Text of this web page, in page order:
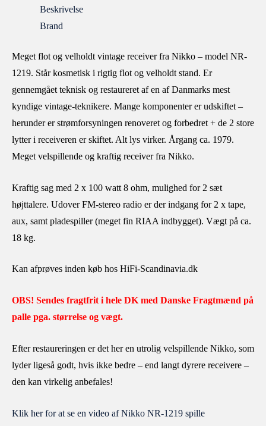
Beskrivelse
Brand
Meget flot og velholdt vintage receiver fra Nikko – model NR-
1219. Står kosmetisk i rigtig flot og velholdt stand. Er
gennemgået teknisk og restaureret af en af Danmarks mest
kyndige vintage-teknikere. Mange komponenter er udskiftet –
herunder er strømforsyningen renoveret og forbedret + de 2 store
lytter i receiveren er skiftet. Alt lys virker. Årgang ca. 1979.
Meget velspillende og kraftig receiver fra Nikko.
Kraftig sag med 2 x 100 watt 8 ohm, mulighed for 2 sæt
højttalere. Udover FM-stereo radio er der indgang for 2 x tape,
aux, samt pladespiller (meget fin RIAA indbygget). Vægt på ca.
18 kg.
Kan afprøves inden køb hos HiFi-Scandinavia.dk
OBS! Sendes fragtfrit i hele DK med Danske Fragtmænd på
palle pga. størrelse og vægt.
Efter restaureringen er det her en utrolig velspillende Nikko, som
lyder ligeså godt, hvis ikke bedre – end langt dyrere receivere –
den kan virkelig anbefales!
Klik her for at se en video af Nikko NR-1219 spille